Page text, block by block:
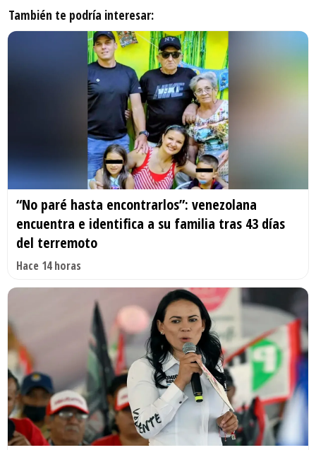
También te podría interesar:
“No paré hasta encontrarlos”: venezolana
encuentra e identifica a su familia tras 43 días
del terremoto
Hace 14 horas